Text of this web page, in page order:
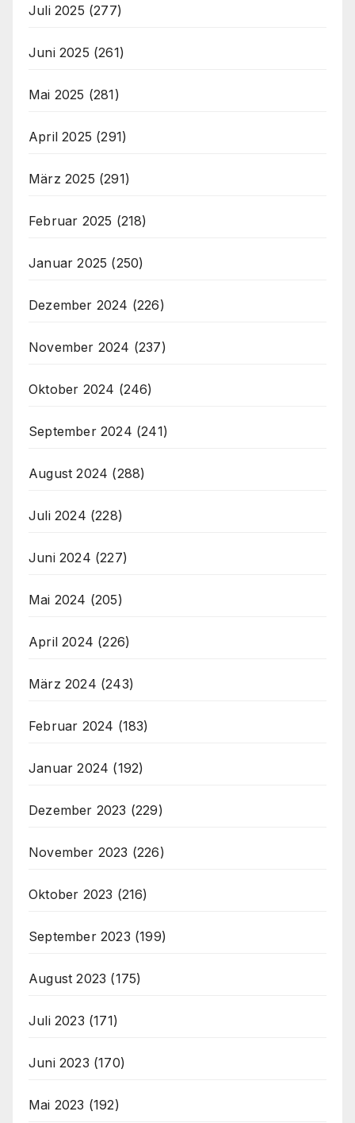
Juli 2025 (277)
Juni 2025 (261)
Mai 2025 (281)
April 2025 (291)
März 2025 (291)
Februar 2025 (218)
Januar 2025 (250)
Dezember 2024 (226)
November 2024 (237)
Oktober 2024 (246)
September 2024 (241)
August 2024 (288)
Juli 2024 (228)
Juni 2024 (227)
Mai 2024 (205)
April 2024 (226)
März 2024 (243)
Februar 2024 (183)
Januar 2024 (192)
Dezember 2023 (229)
November 2023 (226)
Oktober 2023 (216)
September 2023 (199)
August 2023 (175)
Juli 2023 (171)
Juni 2023 (170)
Mai 2023 (192)